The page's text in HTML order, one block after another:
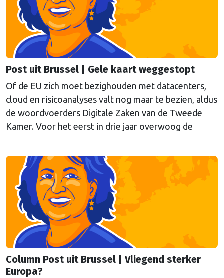
Post uit Brussel | Gele kaart weggestopt
Of de EU zich moet bezighouden met datacenters,
cloud en risicoanalyses valt nog maar te bezien, aldus
de woordvoerders Digitale Zaken van de Tweede
Kamer. Voor het eerst in drie jaar overwoog de
Column Post uit Brussel | Vliegend sterker
Europa?